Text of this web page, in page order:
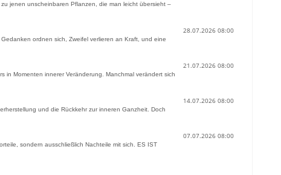
jenen unscheinbaren Pflanzen, die man leicht übersieht –
28.07.2026 08:00
ordnen sich, Zweifel verlieren an Kraft, und eine
21.07.2026 08:00
in Momenten innerer Veränderung. Manchmal verändert sich
14.07.2026 08:00
und die Rückkehr zur inneren Ganzheit. Doch
07.07.2026 08:00
sondern ausschließlich Nachteile mit sich. ES IST